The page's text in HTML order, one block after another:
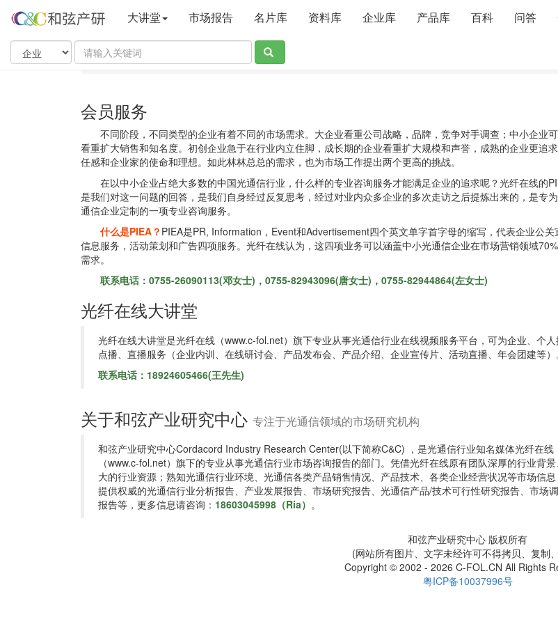
大讲堂 市场报告 名片库 资料库 企业库 产品库 百科 问答
当前位置： 和弦产业研究中心 会员登录
会员服务
不同阶段，不同类型的企业有着不同的市场需求。大企业看重公司战略，品牌，竞争对手调查；中小企业
看重扩大销售和知名度。初创企业急于在行业内立住脚，成长期的企业看重扩大规模和声誉，成熟的企业更追
任感和企业家的使命和理想。如此林林总总的需求，也为市场工作提出两个更高的挑战。
在以中小企业占绝大多数的中国光通信行业，什么样的专业咨询服务才能满足企业的追求呢？光纤在线的
是我们对这一问题的回答，是我们自身经过反复思考，经过对业内众多企业的多次走访之后提炼出来的，是专
通信企业定制的一项专业咨询服务。
什么是PIEA？ PIEA是PR, Information，Event和Advertisement四个英文单字首字母的缩写，代表企业公关
信息服务，活动策划和广告四项服务。光纤在线认为，这四项业务可以涵盖中小光通信企业在市场营销领域
需求。
联系电话：0755-26090113(邓女士)，0755-82943096(唐女士)，0755-82944864(左女士)
光纤在线大讲堂
光纤在线大讲堂是光纤在线（www.c-fol.net）旗下专业从事光通信行业在线视频服务平台，可为企业、个
点播、直播服务（企业内训、在线研讨会、产品发布会、产品介绍、企业宣传片、活动直播、年会团建等）
联系电话：18924605466(王先生)
关于和弦产业研究中心 专注于光通信领域的市场研究机构
和弦产业研究中心Cordacord Industry Research Center(以下简称C&C) ，是光通信行业知名媒体光纤在线
（www.c-fol.net）旗下的专业从事光通信行业市场咨询报告的部门。凭借光纤在线原有团队深厚的行业背
大的行业资源；熟知光通信行业环境、光通信各类产品销售情况、产品技术、各类企业经营状况等市场信
提供权威的光通信行业分析报告、产业发展报告、市场研究报告、光通信产品/技术可行性研究报告、市场
报告等，更多信息请咨询： 18603045998（Ria） 。
和弦产业研究中心 版权所有
(网站所有图片、文字未经许可不得拷贝、复制
Copyright © 2002 - 2026 C-FOL.CN All Rights
粤ICP备10037996号